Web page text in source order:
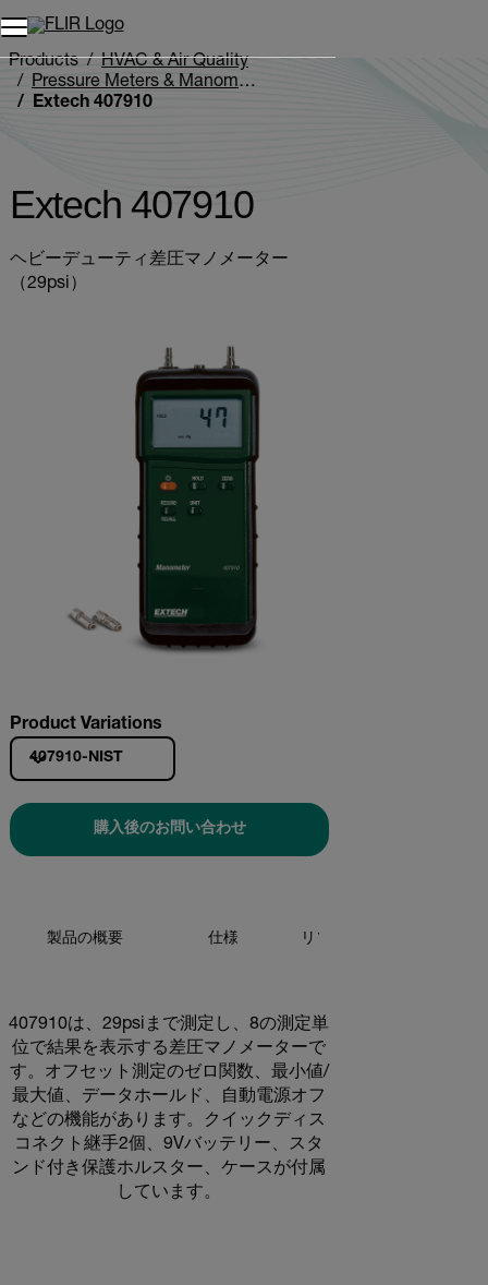
Products
HVAC & Air Quality
Pressure Meters & Manometers
Extech 407910
Extech 407910
ヘビーデューティ差圧マノメーター
（29psi）
Product Variations
407910-NIST
購入後のお問い合わせ
製品の概要 仕様 リソースとサポート
407910は、29psiまで測定し、8の測定単
位で結果を表示する差圧マノメーターで
す。オフセット測定のゼロ関数、最小値/
最大値、データホールド、自動電源オフ
などの機能があります。クイックディス
コネクト継手2個、9Vバッテリー、スタ
ンド付き保護ホルスター、ケースが付属
しています。